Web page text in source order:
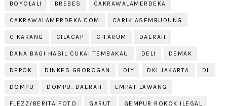
BOYOLALI BREBES CAKRAWALAMERDEKA
CAKRAWALAMERDEKA.COM CARIK ASEMRUDUNG
CIKARANG CILACAP CITARUM DAERAH
DANA BAGI HASIL CUKAI TEMBAKAU DELI DEMAK
DEPOK DINKES GROBOGAN DIY DKI JAKARTA DL
DOMPU DOMPU. DAERAH EMPAT LAWANG
FLEZZ/BERITA FOTO GARUT GEMPUR ROKOK ILEGAL